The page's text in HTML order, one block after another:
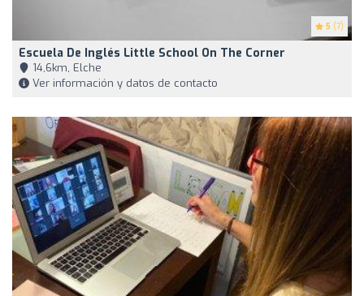
5 (7)
Escuela De Inglés Little School On The Corner
14,6km, Elche
Ver información y datos de contacto